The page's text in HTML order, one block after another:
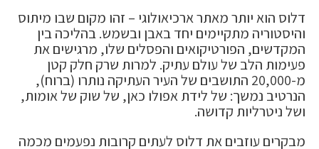
דלוס הוא יותר מאתר ארכיאולוגי – זהו מקום שבו מיתוס
והיסטוריה מתקיימים יחד באבן ובשמש. בהליכה בין
המקדשים, הפורטיקואים והפסלים שלו, מרגישים את
פעימות הלב של עולם עתיק. למרות שרק חלק קטן
מ-20,000 התושבים של העיר העתיקה נותרו (ברוח),
הנרטיב נמשך: של לידת אפולו כאן, של שוק של אומות,
ושל ניטרליות קדושה.
מבקרים עוזבים את דלוס לעתים קרובות נפעמים מכמה